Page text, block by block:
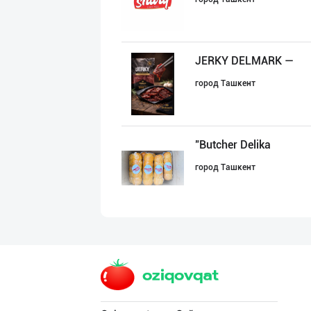
JERKY DELMARK —
город Ташкент
"Butcher Delika
город Ташкент